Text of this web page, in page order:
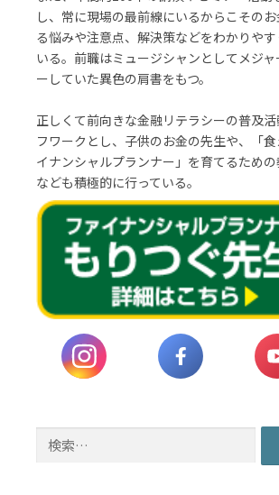
し、常に現場の最前線にいるからこその
る悩みや注意点、解決策などをわかりやす
いる。前職はミュージシャンとしてメジャ
ーしていた異色の肩書をもつ。
正しくて前向きな金融リテラシーの普及活
フワークとし、子供のお金の先生や、「
イナンシャルプランナー」を育てるため
なども積極的に行っている。
索: